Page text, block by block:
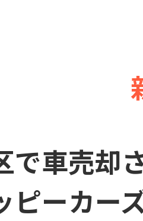
で車売却
ピーカー